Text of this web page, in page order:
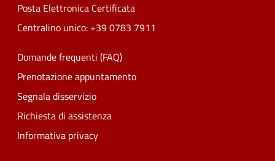
Posta Elettronica Certificata
Centralino unico: +39 0783 7911
Domande frequenti (FAQ)
Prenotazione appuntamento
Segnala disservizio
Richiesta di assistenza
Informativa privacy